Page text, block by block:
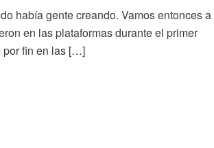
había gente creando. Vamos entonces a
en las plataformas durante el primer
por fin en las […]